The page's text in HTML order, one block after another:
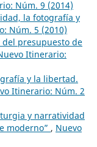
Núm. 9 (2014)
la fotografía y
Núm. 5 (2010)
del presupuesto de
Itinerario:
y la libertad.
Itinerario: Núm. 2
y narratividad
moderno” , Nuevo